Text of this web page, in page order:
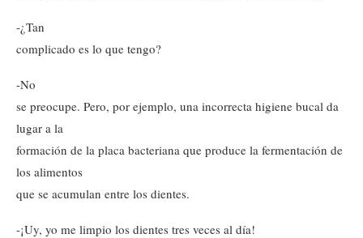
-¿Tan
complicado es lo que tengo?
-No
se preocupe. Pero, por ejemplo, una incorrecta higiene bucal da
lugar a la
formación de la placa bacteriana que produce la fermentación de
los alimentos
que se acumulan entre los dientes.
-¡Uy, yo me limpio los dientes tres veces al día!